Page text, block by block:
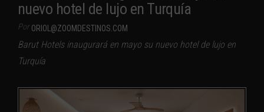
nuevo hotel de lujo en Turquía
Por ORIOL@ZOOMDESTINOS.COM
Barut Hotels inaugurará en mayo su nuevo hotel de lujo en
Turquía